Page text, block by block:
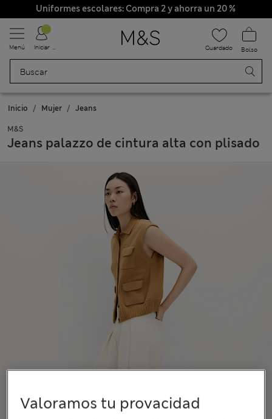
Uniformes escolares: Compra 2 y ahorra un 20 %
Menú Iniciar sesión Guardado Bolso
Inicio Mujer Jeans
M&S
Jeans palazzo de cintura alta con plisado
Valoramos tu provacidad